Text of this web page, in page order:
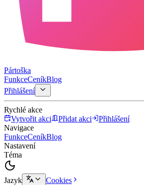
Pártoška
FunkceCeníkBlog
Přihlášení
Rychlé akce
Vytvořit akci
Přidat akci
Přihlášení
Navigace
FunkceCeníkBlog
Nastavení
Téma
Jazyk Cookies